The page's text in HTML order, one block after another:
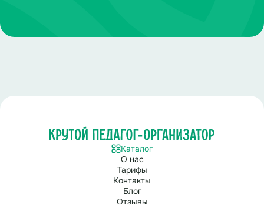
Каталог
О нас
Тарифы
Контакты
Блог
Отзывы